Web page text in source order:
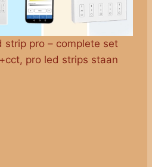
strip pro – complete set
pro led strips staan